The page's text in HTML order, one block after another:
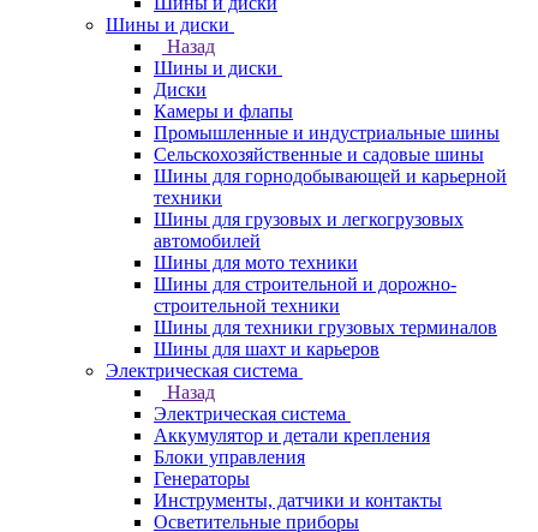
Шины и диски
Назад
Шины и диски
Диски
Камеры и флапы
Промышленные и индустриальные шины
Сельскохозяйственные и садовые шины
Шины для горнодобывающей и карьерной
техники
Шины для грузовых и легкогрузовых
автомобилей
Шины для мото техники
Шины для строительной и дорожно-
строительной техники
Шины для техники грузовых терминалов
Шины для шахт и карьеров
Электрическая система
Назад
Электрическая система
Аккумулятор и детали крепления
Блоки управления
Генераторы
Инструменты, датчики и контакты
Осветительные приборы